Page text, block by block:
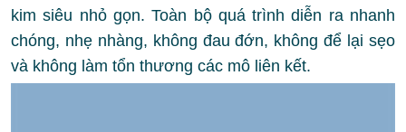
kim siêu nhỏ gọn. Toàn bộ quá trình diễn ra nhanh
chóng, nhẹ nhàng, không đau đớn, không để lại sẹo
và không làm tổn thương các mô liên kết.